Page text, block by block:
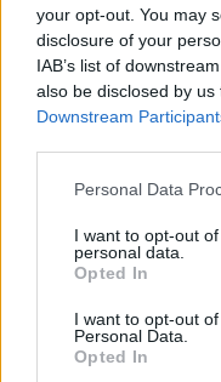
your opt-out. You may
disclosure of your
IAB’s list of
also be disclosed by
Downstream
Personal Data
I want to opt-out
personal data.
Opted In
I want to opt-out
Personal Data.
Opted In
Krostka
Wyskoczył mi
mniejszej, w
gdy się
Forum:
Wypadanie